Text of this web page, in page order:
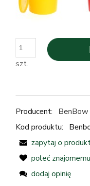
szt.
Producent:
BenBow
Kod produktu:
zapytaj o
poleć znajomemu
dodaj opinię